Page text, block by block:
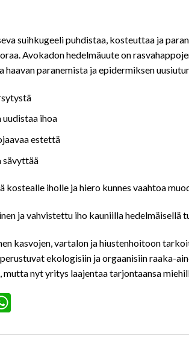
suihkugeeli puhdistaa, kosteuttaa ja
Avokadon hedelmäuute on
paranemista ja epidermiksen
ihoa
estettä
sävyttää
kostealle iholle ja hiero kunnes vaahtoa
ja vahvistettu iho kauniilla hedelmäisellä
kasvojen, vartalon ja hiustenhoitoon
ekologisiin ja orgaanisiin raaka-
mutta nyt yritys laajentaa tarjontaansa
WhatsApp